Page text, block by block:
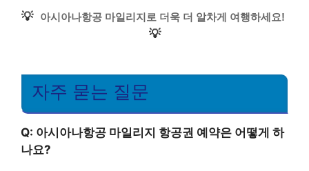
💡 아시아나항공 마일리지로 더욱 더 알차게 여행하세요!
💡
자주 묻는 질문
Q: 아시아나항공 마일리지 항공권 예약은 어떻게 하
나요?